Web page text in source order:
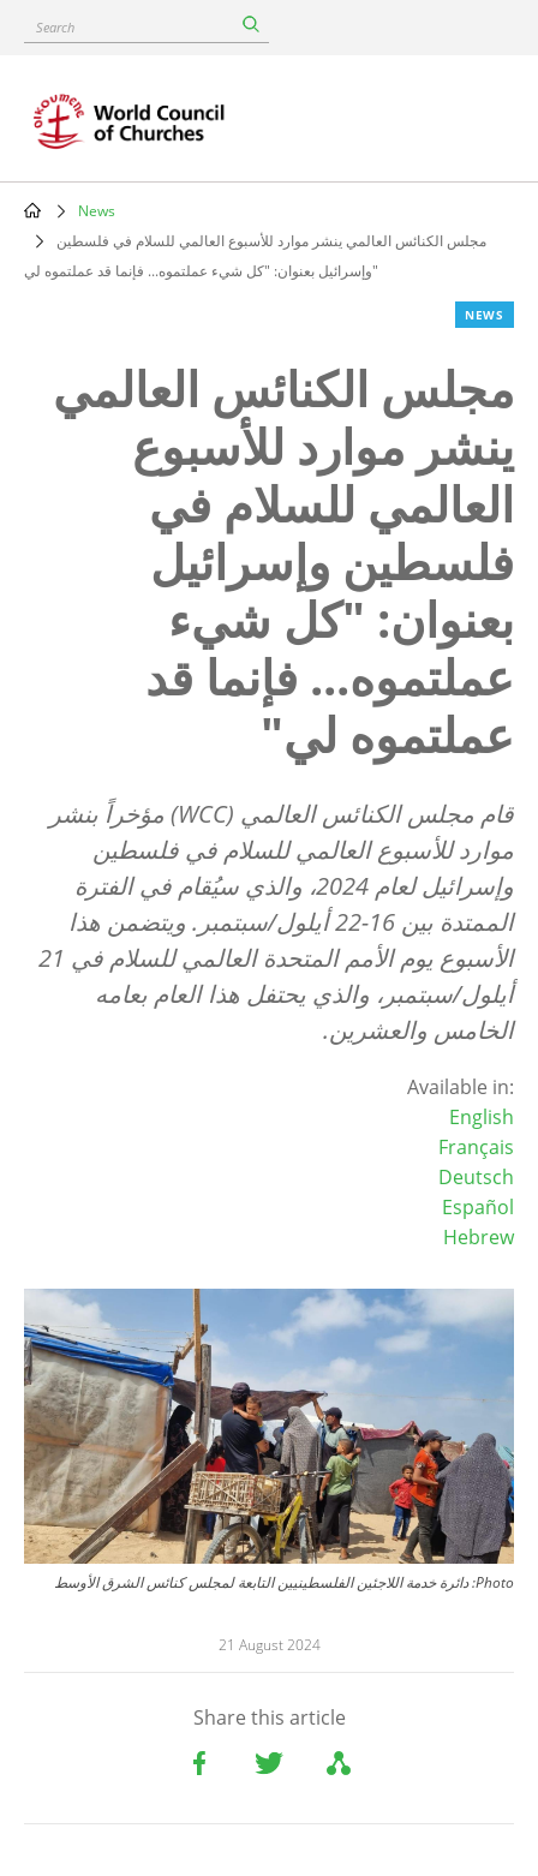
content
Search
Breadcrumb
News
وإسرائيل بعنوان: "كل شيء عملتموه... فإنما قد عملتموه لي"
NEWS
مجلس الكنائس العالمي
ينشر موارد للأسبوع
العالمي للسلام في
فلسطين وإسرائيل
بعنوان: "كل شيء
عملتموه... فإنما قد
عملتموه لي"
قام مجلس الكنائس العالمي (WCC) مؤخراً بنشر
موارد للأسبوع العالمي للسلام في فلسطين
وإسرائيل لعام 2024، والذي سيُقام في الفترة
الممتدة بين 16-22 أيلول/سبتمبر. ويتضمن هذا
الأسبوع يوم الأمم المتحدة العالمي للسلام في 21
أيلول/سبتمبر، والذي يحتفل هذا العام بعامه
الخامس والعشرين.
Available in:
English
Français
Deutsch
Español
Hebrew
Image
Photo: دائرة خدمة اللاجئين الفلسطينيين التابعة لمجلس كنائس الشرق الأوسط
21 August 2024
Share this article